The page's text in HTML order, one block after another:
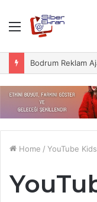
Menu
Bodrum Reklam
Home / YouTube